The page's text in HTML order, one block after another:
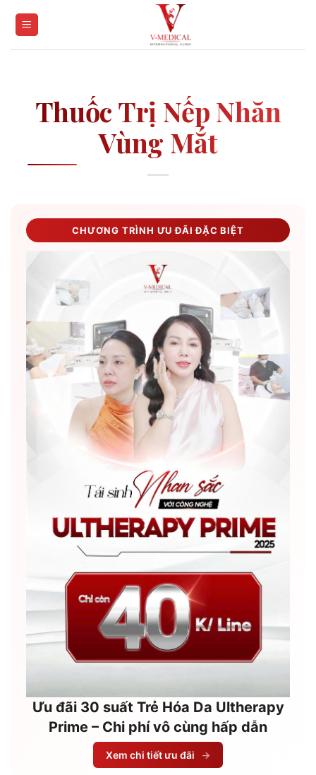
Thuốc Trị Nếp Nhăn
Vùng Mắt
CHƯƠNG TRÌNH ƯU ĐÃI ĐẶC BIỆT
Ưu đãi 30 suất Trẻ Hóa Da Ultherapy
Prime – Chi phí vô cùng hấp dẫn
Xem chi tiết ưu đãi →